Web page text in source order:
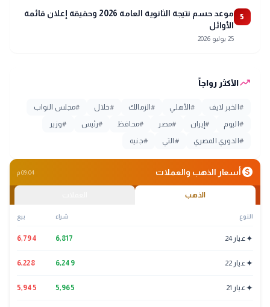
5
موعد حسم نتيجة الثانوية العامة 2026 وحقيقة إعلان قائمة
الأوائل
25 يوليو 2026
trending_upالأكثر رواجاً
# الخبر لايف #الأهلي #الزمالك #خلال #مجلس النواب
# اليوم # إيران #مصر #محافظ #رئيس #وزير
# الدوري المصري # التي #جنيه
monetization_onأسعار الذهب والعملات 09:04 م
الذهب
النوع شراء بيع
✦عيار 24 6,817
6,794
✦عيار 22 6,249
6,228
✦عيار 21 5,965
5,945